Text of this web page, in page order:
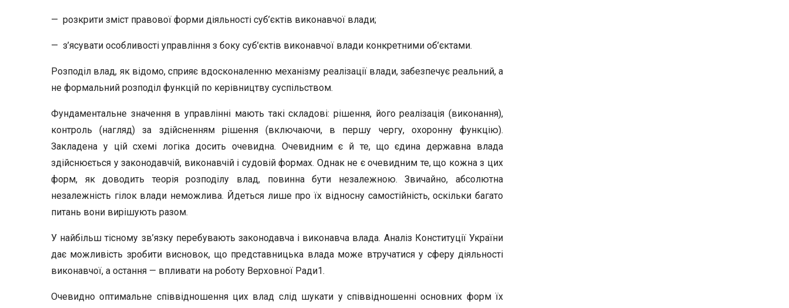
— розкрити зміст правової форми діяльності суб’єктів виконавчої влади;
— з’ясувати особливості управління з боку суб’єктів виконавчої влади конкретними об’єктами.
Розподіл влад, як відомо, сприяє вдосконаленню механізму реалізації влади, забезпечує реальний, а
не формальний розподіл функцій по керівництву суспільством.
Фундаментальне значення в управлінні мають такі складові: рішення, його реалізація (виконання),
контроль (нагляд) за здійсненням рішення (включаючи, в першу чергу, охоронну функцію).
Закладена у цій схемі логіка досить очевидна. Очевидним є й те, що єдина державна влада
здійснюється у законодавчій, виконавчій і судовій формах. Однак не є очевидним те, що кожна з цих
форм, як доводить теорія розподілу влад, повинна бути незалежною. Звичайно, абсолютна
незалежність гілок влади неможлива. Йдеться лише про їх відносну самостійність, оскільки багато
питань вони вирішують разом.
У найбільш тісному зв’язку перебувають законодавча і виконавча влада. Аналіз Конституції України
дає можливість зробити висновок, що представницька влада може втручатися у сферу діяльності
виконавчої, а остання — впливати на роботу Верховної Ради1.
Очевидно оптимальне співвідношення цих влад слід шукати у співвідношенні основних форм їх